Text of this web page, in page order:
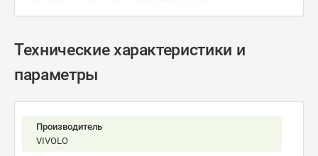
Технические характеристики и
параметры
Производитель
VIVOLO